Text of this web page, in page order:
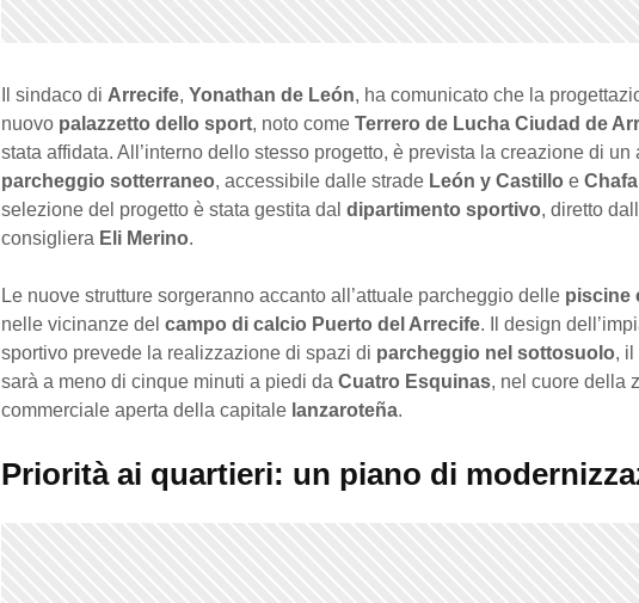
Il sindaco di Arrecife, Yonathan de León, ha comunicato che la
nuovo palazzetto dello sport, noto come Terrero de Lucha Ciudad de
stata affidata. All’interno dello stesso progetto, è prevista la creazione di un
parcheggio sotterraneo, accessibile dalle strade León y Castillo e
selezione del progetto è stata gestita dal dipartimento sportivo, diretto
consigliera Eli Merino.
Le nuove strutture sorgeranno accanto all’attuale parcheggio delle piscine
nelle vicinanze del campo di calcio Puerto del Arrecife. Il design
sportivo prevede la realizzazione di spazi di parcheggio nel sottosuolo, il
sarà a meno di cinque minuti a piedi da Cuatro Esquinas, nel cuore della
commerciale aperta della capitale lanzaroteña.
Priorità ai quartieri: un piano di